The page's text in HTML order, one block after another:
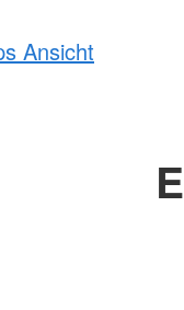
Ansicht